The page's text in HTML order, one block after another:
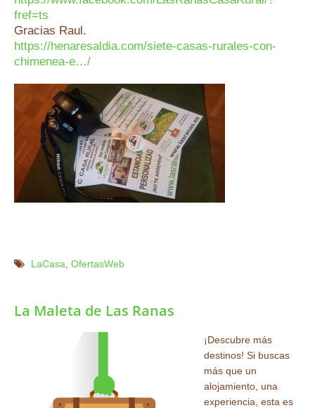
fref=ts
Gracias Raul.
https://henaresaldia.com/siete-casas-rurales-con-
chimenea-e…/
LaCasa OfertasWeb
La Maleta de Las Ranas
¡Descubre más
destinos! Si buscas
más que un
alojamiento, una
experiencia, esta es